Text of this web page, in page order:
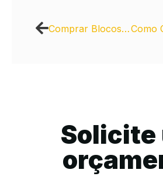
Comprar Blocos de Concreto Intercity: Versatilidade em Construção
Solicite